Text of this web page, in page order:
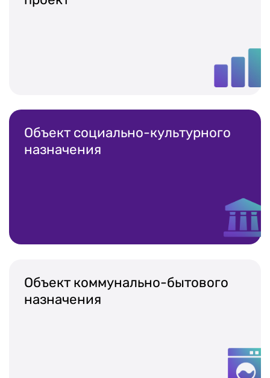
Получить консультацию
Объект социально-культурного
назначения
Объект коммунально-бытового
назначения